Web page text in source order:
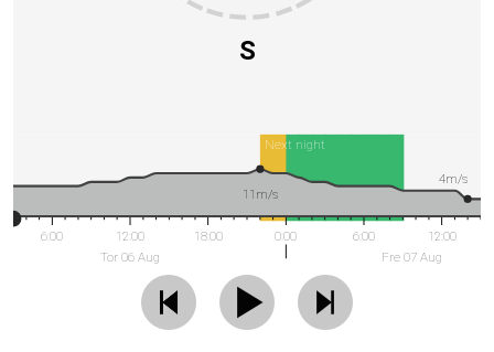
S
Next night
6:00
12:00
Tor 06 Aug
18:00 0:00 6:00
12:00
Fre 07 Aug
11m/s
4m/s